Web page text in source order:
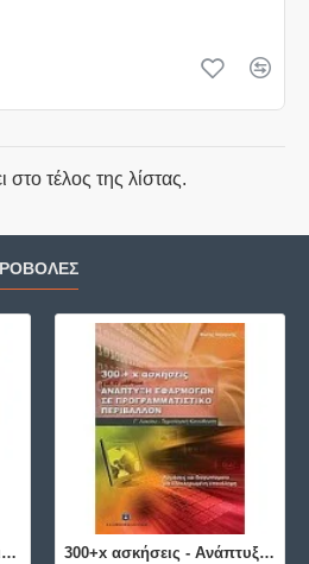
στο τέλος της λίστας.
Άλγεβρα B΄ Λυκείου - Γενικής Παιδείας ΕΛΛΗΝΟΕΚΔΟΤΙΚΗ 300+x ασκήσεις - Ανάπτυξη Εφαρμογών σε Προγραμματιστικό Περιβάλλον ΕΛΛΗΝΟΕΚΔΟΤΙΚΗ